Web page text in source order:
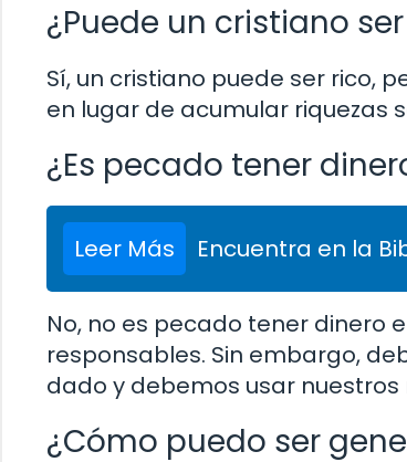
¿Puede un cristiano
Sí, un cristiano puede ser rico,
en lugar de acumular riquezas
¿Es pecado tener
Leer Más Encuentra en la
No, no es pecado tener dinero
responsables. Sin embargo,
dado y debemos usar
¿Cómo puedo ser